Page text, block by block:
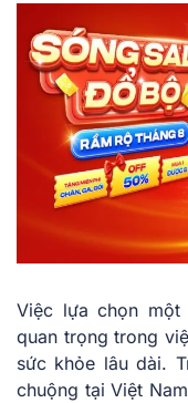
Việc lựa chọn
quan trọng trong
sức khỏe lâu dài.
chuộng tại Việt